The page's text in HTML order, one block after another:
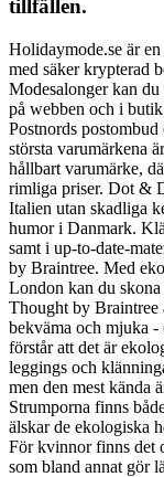
tillfällen.
Holidaymode.se är
med säker krypterad
Modesalonger kan
på webben och i
Postnords
största varumärkena
hållbart varumärke,
rimliga priser. Dot &
Italien utan skadliga
humor i Danmark.
samt i up-to-date-
by Braintree. Med
London kan du
Thought by Braintree
bekväma och mjuka
förstår att det är
leggings och
men den mest kända
Strumporna finns
älskar de ekologiska
För kvinnor finns det
som bland annat gör